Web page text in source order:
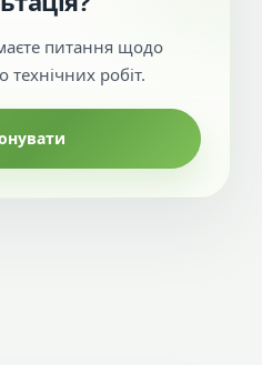
питання щодо
робіт.